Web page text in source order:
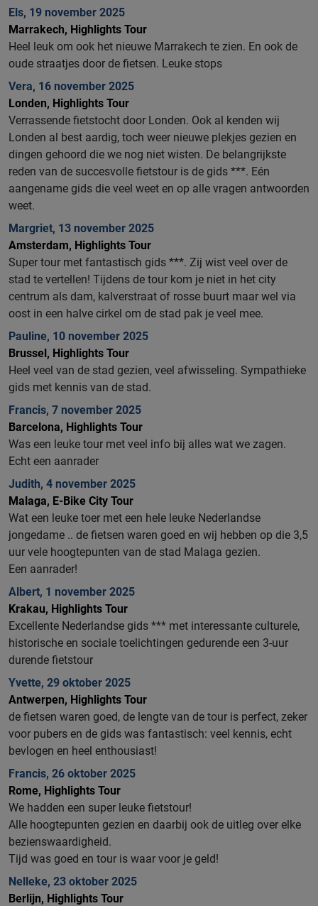
Els, 19 november 2025
Marrakech, Highlights Tour
Heel leuk om ook het nieuwe Marrakech te zien. En ook de
oude straatjes door de fietsen. Leuke stops
Vera, 16 november 2025
Londen, Highlights Tour
Verrassende fietstocht door Londen. Ook al kenden wij
Londen al best aardig, toch weer nieuwe plekjes gezien en
dingen gehoord die we nog niet wisten. De belangrijkste
reden van de succesvolle fietstour is de gids ***. Eén
aangename gids die veel weet en op alle vragen antwoorden
weet.
Margriet, 13 november 2025
Amsterdam, Highlights Tour
Super tour met fantastisch gids ***. Zij wist veel over de
stad te vertellen! Tijdens de tour kom je niet in het city
centrum als dam, kalverstraat of rosse buurt maar wel via
oost in een halve cirkel om de stad pak je veel mee.
Pauline, 10 november 2025
Brussel, Highlights Tour
Heel veel van de stad gezien, veel afwisseling. Sympathieke
gids met kennis van de stad.
Francis, 7 november 2025
Barcelona, Highlights Tour
Was een leuke tour met veel info bij alles wat we zagen.
Echt een aanrader
Judith, 4 november 2025
Malaga, E-Bike City Tour
Wat een leuke toer met een hele leuke Nederlandse
jongedame .. de fietsen waren goed en wij hebben op die 3,5
uur vele hoogtepunten van de stad Malaga gezien.
Een aanrader!
Albert, 1 november 2025
Krakau, Highlights Tour
Excellente Nederlandse gids *** met interessante culturele,
historische en sociale toelichtingen gedurende een 3-uur
durende fietstour
Yvette, 29 oktober 2025
Antwerpen, Highlights Tour
de fietsen waren goed, de lengte van de tour is perfect, zeker
voor pubers en de gids was fantastisch: veel kennis, echt
bevlogen en heel enthousiast!
Francis, 26 oktober 2025
Rome, Highlights Tour
We hadden een super leuke fietstour!
Alle hoogtepunten gezien en daarbij ook de uitleg over elke
bezienswaardigheid.
Tijd was goed en tour is waar voor je geld!
Nelleke, 23 oktober 2025
Berlijn, Highlights Tour